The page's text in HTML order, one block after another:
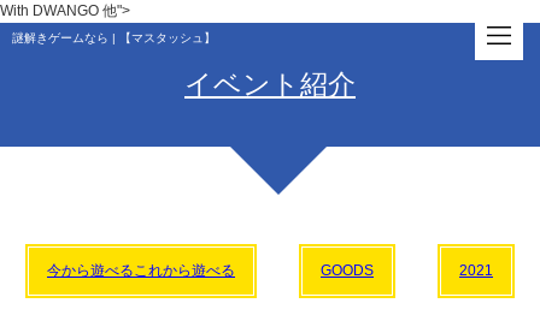
With DWANGO 他">
謎解きゲームなら | 【マスタッシュ】
イベント紹介
今から遊べるこれから遊べる GOODS 2021